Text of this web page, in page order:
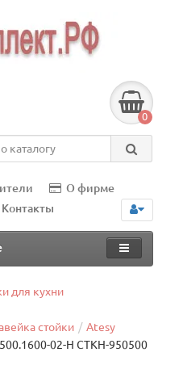
0
О фирме
Контакты
для кухни
стойки
Atesy
02-Н СТКН-950500